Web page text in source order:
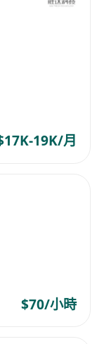
基本英語閱讀
單據及系統提
電商後勤相
或第三方物流
效安撫有情緒
辦公軟件
習及使用內部
以提升整體服
19K/月
$70/小時